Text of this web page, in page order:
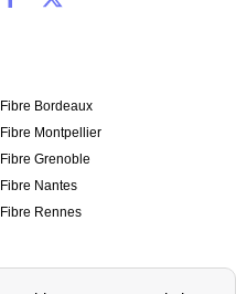
Fibre Bordeaux
Fibre Montpellier
Fibre Grenoble
Fibre Nantes
Fibre Rennes